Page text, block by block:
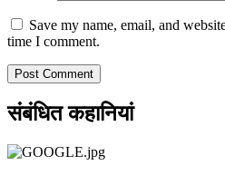
Save my name, email, and
time I comment.
संबंधित कहानियां